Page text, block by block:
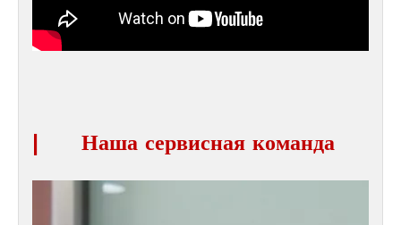
| Наша сервисная команда